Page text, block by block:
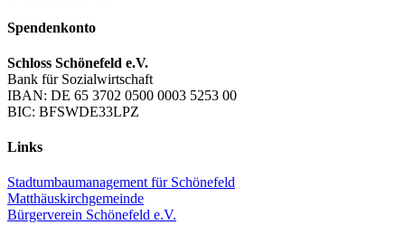
Spendenkonto
Schloss Schönefeld e.V.
Bank für Sozialwirtschaft
IBAN: DE 65 3702 0500 0003 5253 00
BIC: BFSWDE33LPZ
Links
Stadtumbaumanagement für Schönefeld
Matthäuskirchgemeinde
Bürgerverein Schönefeld e.V.